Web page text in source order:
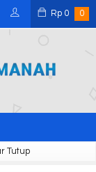
Rp 0 0
Tutup